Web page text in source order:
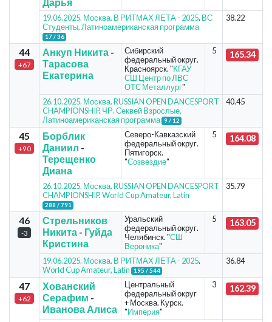
19.06.2025. Москва. В РИТМАХ ЛЕТА - 2025. ВС
Студенты, Латиноамериканская программа
17 / 36
38.22
44
+67
Анкуп Никита-
Тарасова
Екатерина
Сибирский
федеральный округ.
Красноярск. "КГАУ
СШ Центр по ЛВС
ОТС Металлург"
5 165.34
26.10.2025. Москва. RUSSIAN OPEN DANCESPORT
CHAMPIONSHIP. ЧР. Секвей Взрослые,
Латиноамериканская программа 9 / 12
40.45
45
+90
Борблик
Даниил -
Терещенко
Диана
Северо-Кавказский
федеральный округ.
Пятигорск.
"Созвездие"
5 164.08
26.10.2025. Москва. RUSSIAN OPEN DANCESPORT
CHAMPIONSHIP.World Cup Amateur, Latin
288 / 791
35.79
46
-3
Стрельников
Никита- Гуйда
Кристина
Уральский
федеральный округ.
Челябинск. "СШ
Вероника"
5 163.05
19.06.2025. Москва. В РИТМАХ ЛЕТА - 2025.
World Cup Amateur, Latin
195 / 544
36.84
47
+62
Хованский
Серафим -
Иванова Алиса
Центральный
федеральный округ
+ Москва. Курск.
"Империя"
3 162.39